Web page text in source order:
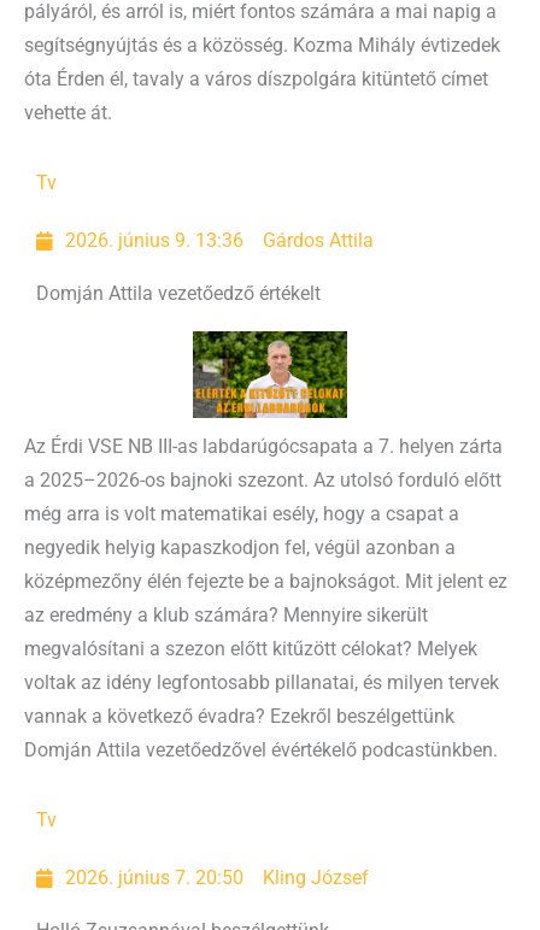
pályáról, és arról is, miért fontos számára a mai napig a
segítségnyújtás és a közösség. Kozma Mihály évtizedek
óta Érden él, tavaly a város díszpolgára kitüntető címet
vehette át.
Tv
2026. június 9. 13:36 Gárdos Attila
Domján Attila vezetőedző értékelt
Az Érdi VSE NB III-as labdarúgócsapata a 7. helyen zárta
a 2025–2026-os bajnoki szezont. Az utolsó forduló előtt
még arra is volt matematikai esély, hogy a csapat a
negyedik helyig kapaszkodjon fel, végül azonban a
középmezőny élén fejezte be a bajnokságot. Mit jelent ez
az eredmény a klub számára? Mennyire sikerült
megvalósítani a szezon előtt kitűzött célokat? Melyek
voltak az idény legfontosabb pillanatai, és milyen tervek
vannak a következő évadra? Ezekről beszélgettünk
Domján Attila vezetőedzővel évértékelő podcastünkben.
Tv
2026. június 7. 20:50 Kling József